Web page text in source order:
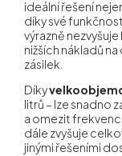
ideální řešení
díky své
výrazně
nižších nákladů
zásilek.
Díky
litrů – lze snadno
a omezit
dále zvyšuje
jinými řešeními